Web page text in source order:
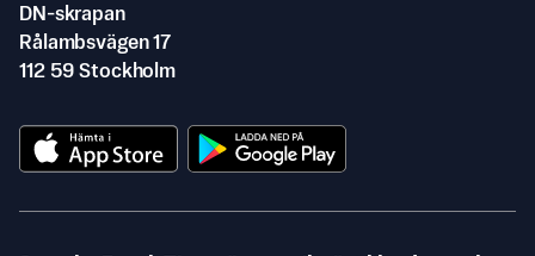
DN-skrapan
Rålambsvägen 17
112 59 Stockholm